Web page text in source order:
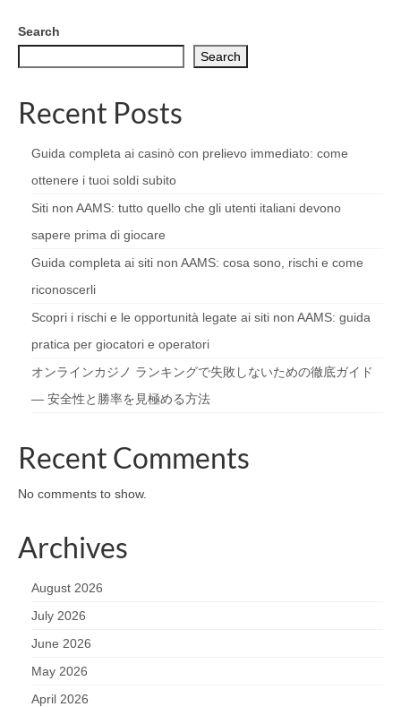
Search
Search
Recent Posts
Guida completa ai casinò con prelievo immediato: come
ottenere i tuoi soldi subito
Siti non AAMS: tutto quello che gli utenti italiani devono
sapere prima di giocare
Guida completa ai siti non AAMS: cosa sono, rischi e come
riconoscerli
Scopri i rischi e le opportunità legate ai siti non AAMS: guida
pratica per giocatori e operatori
オンラインカジノ ランキングで失敗しないための徹底ガイド
— 安全性と勝率を見極める方法
Recent Comments
No comments to show.
Archives
August 2026
July 2026
June 2026
May 2026
April 2026